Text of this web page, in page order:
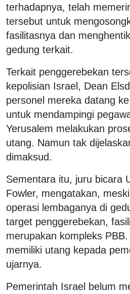
terhadapnya, telah
tersebut untuk
fasilitasnya dan
gedung terkait.
Terkait penggerebekan
kepolisian Israel, Dean
personel mereka datang
untuk mendampingi
Yerusalem melakukan
utang. Namun tak
dimaksud.
Sementara itu, juru bicara
Fowler, mengatakan,
operasi lembaganya di
target penggerebekan,
merupakan kompleks
memiliki utang kepada
ujarnya.
Pemerintah Israel belum